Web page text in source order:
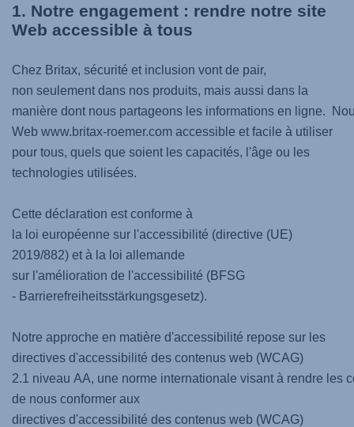
1. Notre engagement : rendre notre site
Web accessible à tous
Chez Britax, sécurité et inclusion vont de pair,
non seulement dans nos produits, mais aussi dans la
manière dont nous partageons les informations en ligne.
Web www.britax-roemer.com accessible et facile à utiliser
pour tous, quels que soient les capacités, l'âge ou les
technologies utilisées.
Cette déclaration est conforme à
la loi européenne sur l'accessibilité (directive (UE)
2019/882) et à la loi allemande
sur l'amélioration de l'accessibilité (BFSG
- Barrierefreiheitsstärkungsgesetz).
Notre approche en matière d'accessibilité repose sur les
directives d'accessibilité des contenus web (WCAG)
2.1 niveau AA, une norme internationale visant à rendre
de nous conformer aux
directives d'accessibilité des contenus web (WCAG)